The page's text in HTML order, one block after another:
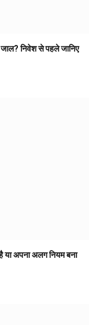
निवेश से पहले जानिए
या अपना अलग नियम बना